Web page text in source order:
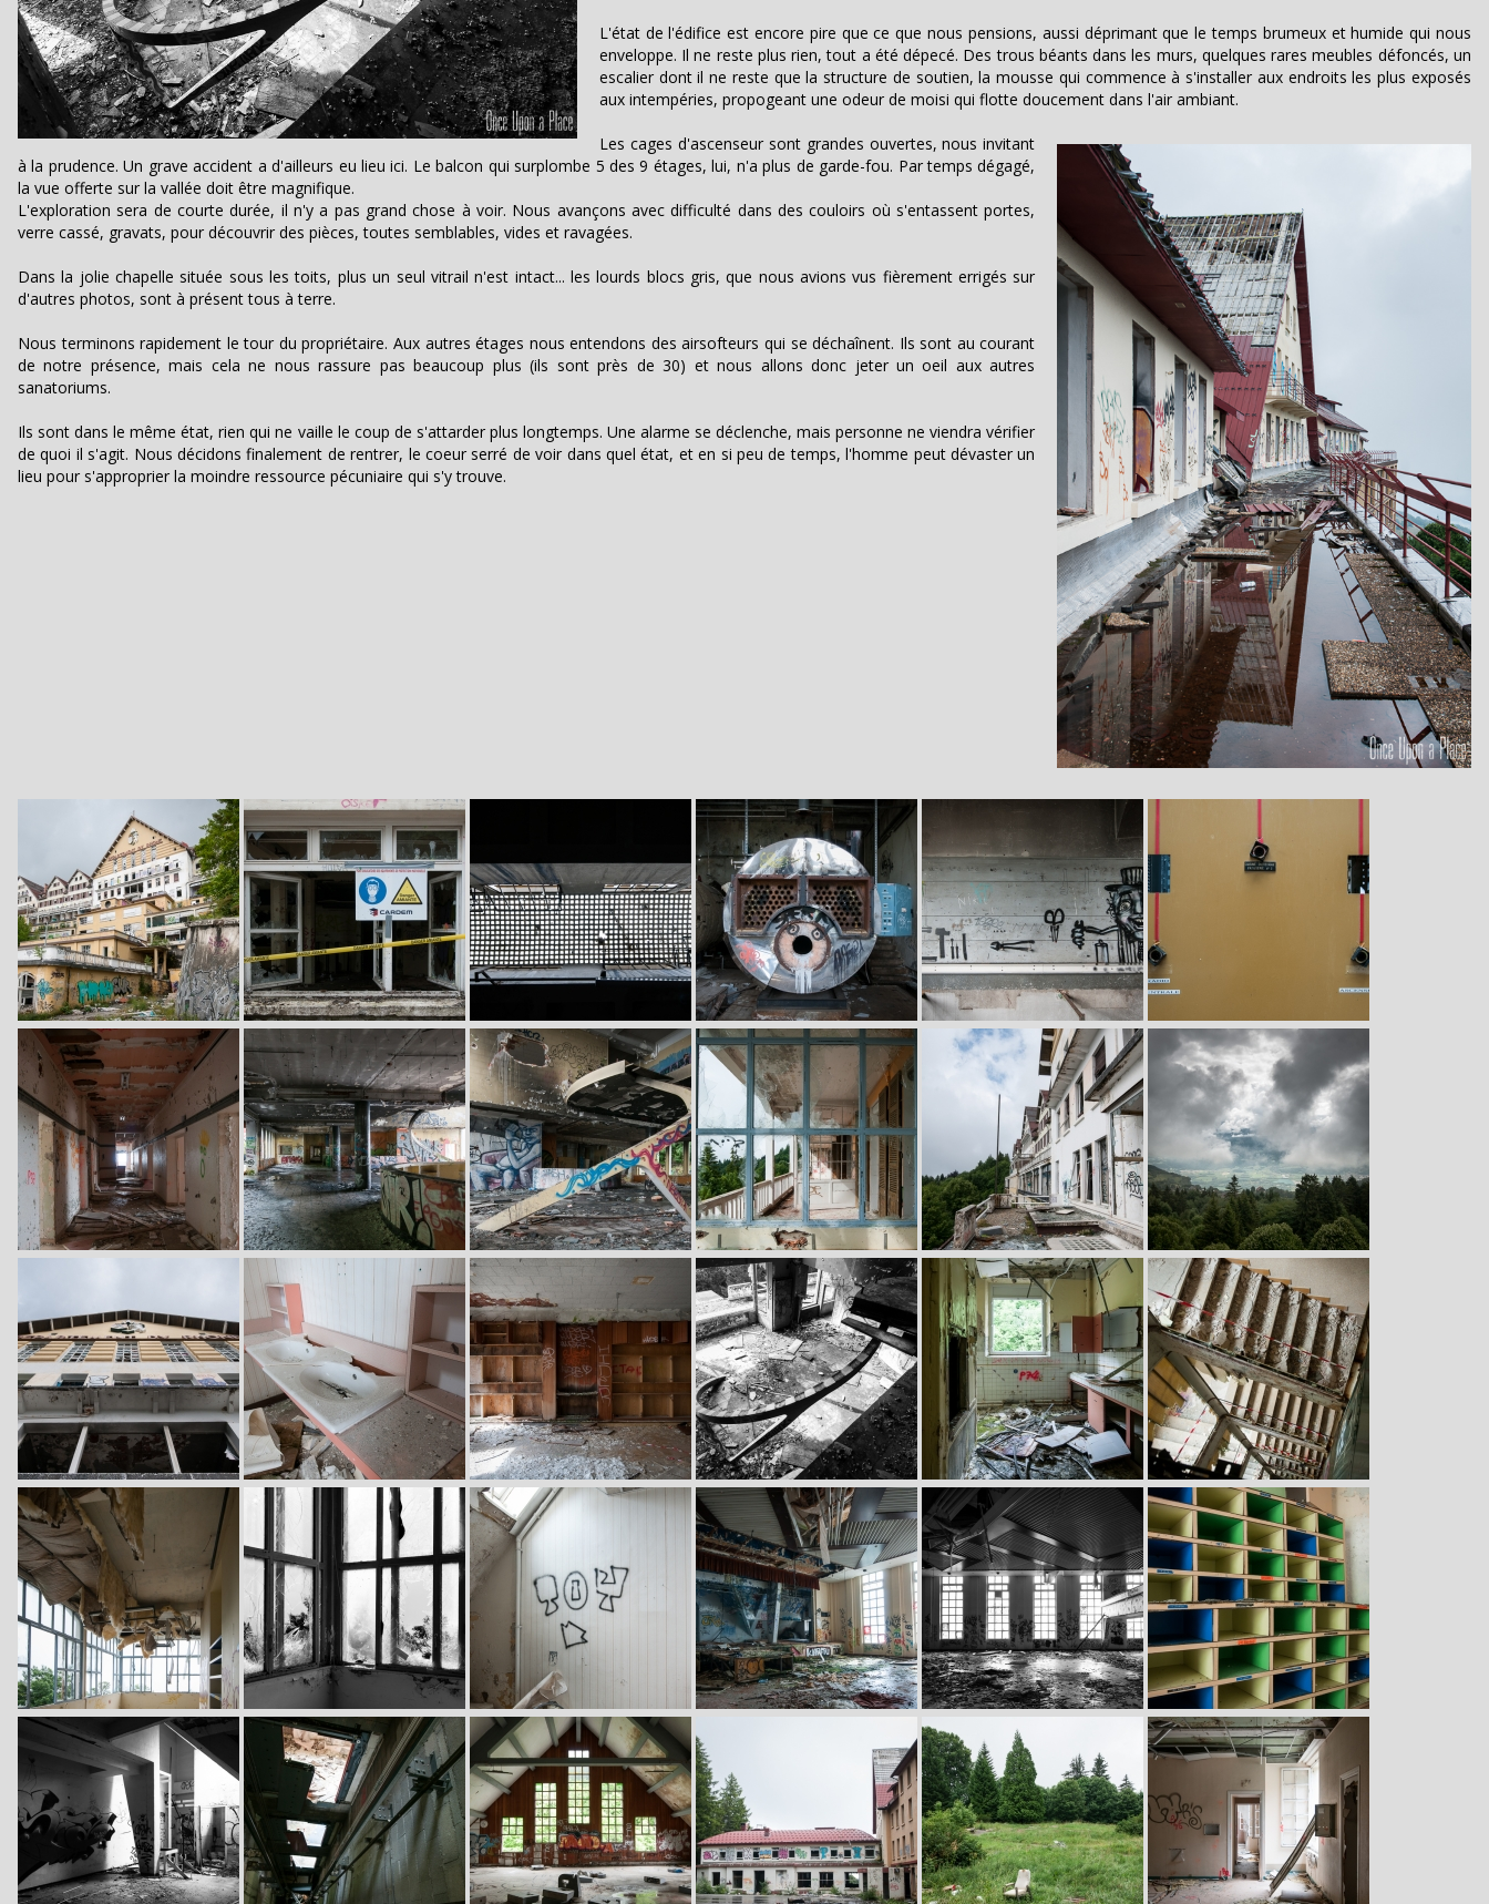
L'état de l'édifice est encore pire que ce que nous pensions, aussi déprimant que le temps brumeux et humide qui nous
enveloppe. Il ne reste plus rien, tout a été dépecé. Des trous béants dans les murs, quelques rares meubles défoncés, un
escalier dont il ne reste que la structure de soutien, la mousse qui commence à s'installer aux endroits les plus exposés
aux intempéries, propogeant une odeur de moisi qui flotte doucement dans l'air ambiant.
Les cages d'ascenseur sont grandes ouvertes, nous invitant
à la prudence. Un grave accident a d'ailleurs eu lieu ici. Le balcon qui surplombe 5 des 9 étages, lui, n'a plus de garde-fou. Par temps dégagé,
la vue offerte sur la vallée doit être magnifique.
L'exploration sera de courte durée, il n'y a pas grand chose à voir. Nous avançons avec difficulté dans des couloirs où s'entassent portes,
verre cassé, gravats, pour découvrir des pièces, toutes semblables, vides et ravagées.
Dans la jolie chapelle située sous les toits, plus un seul vitrail n'est intact... les lourds blocs gris, que nous avions vus fièrement errigés sur
d'autres photos, sont à présent tous à terre.
Nous terminons rapidement le tour du propriétaire. Aux autres étages nous entendons des airsofteurs qui se déchaînent. Ils sont au courant
de notre présence, mais cela ne nous rassure pas beaucoup plus (ils sont près de 30) et nous allons donc jeter un oeil aux autres
sanatoriums.
Ils sont dans le même état, rien qui ne vaille le coup de s'attarder plus longtemps. Une alarme se déclenche, mais personne ne viendra vérifier
de quoi il s'agit. Nous décidons finalement de rentrer, le coeur serré de voir dans quel état, et en si peu de temps, l'homme peut dévaster un
lieu pour s'approprier la moindre ressource pécuniaire qui s'y trouve.
Image Image
Image Image Image Image Image Image
Image Image Image Image Image
Image Image Image Image Image Image
Image Image Image Image Image Image